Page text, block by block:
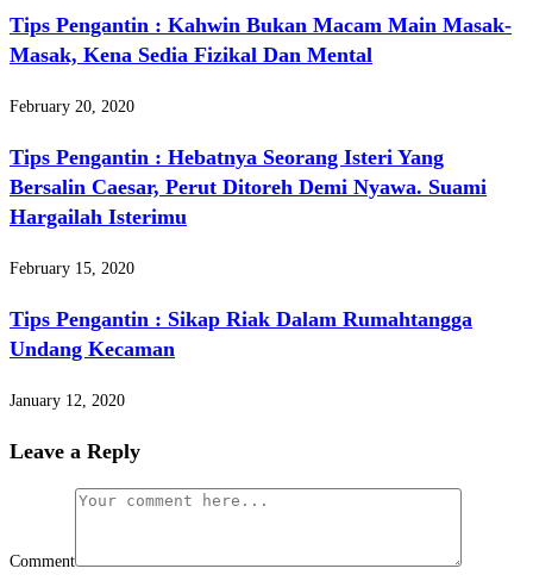
Tips Pengantin : Kahwin Bukan Macam Main Masak-
Masak, Kena Sedia Fizikal Dan Mental
February 20, 2020
Tips Pengantin : Hebatnya Seorang Isteri Yang
Bersalin Caesar, Perut Ditoreh Demi Nyawa. Suami
Hargailah Isterimu
February 15, 2020
Tips Pengantin : Sikap Riak Dalam Rumahtangga
Undang Kecaman
January 12, 2020
Leave a Reply
Comment